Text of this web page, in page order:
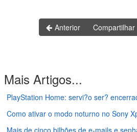
Anterior Compartilhar
Mais Artigos...
PlayStation Home: servi?o ser?
Como ativar o modo noturno no Sony
Mais de cinco bilhões de e-mails e